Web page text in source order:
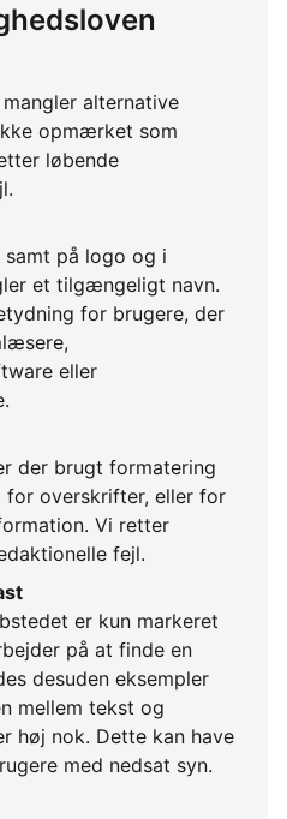
alternative
opmærket som
løbende
samt på logo og i
et tilgængeligt navn.
for brugere, der
eller
der brugt formatering
overskrifter, eller for
Vi retter
fejl.
er kun markeret
på at finde en
desuden eksempler
mellem tekst og
høj nok. Dette kan have
med nedsat syn.